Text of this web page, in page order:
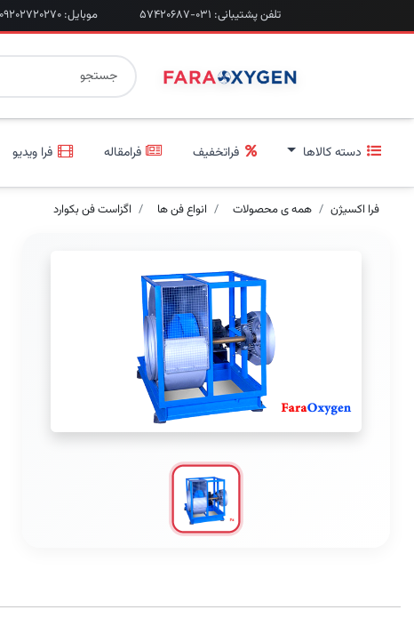
تلفن پشتیبانی: ۰۳۱-۵۷۴۲۰۶۸۷ موبایل: ۰۹۲۰۲۷۲۰۲۷۰
دسته کالاها فراتخفیف فرامقاله فرا ویدیو
فرا اکسیژن همه ی محصولات انواع فن ها اگزاست فن بکوارد